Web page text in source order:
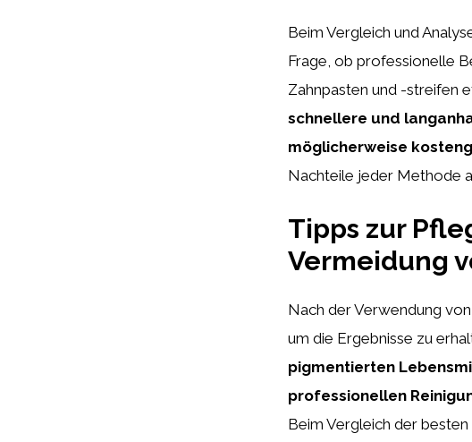
Beim Vergleich und
Frage, ob professionelle
Zahnpasten und -streifen
schnellere und
möglicherweise
Nachteile jeder Methode
Tipps zur
Vermeidung
Nach der Verwendung
um die Ergebnisse zu
pigmentierten
professionellen
Beim Vergleich der